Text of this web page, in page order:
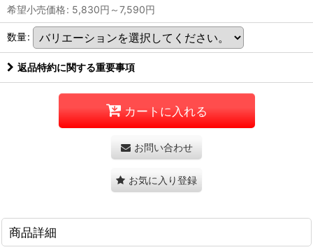
希望小売価格: 5,830円 ～7,590円
数量:
返品特約に関する重要事項
カートに入れる
お問い合わせ
お気に入り登録
商品詳細